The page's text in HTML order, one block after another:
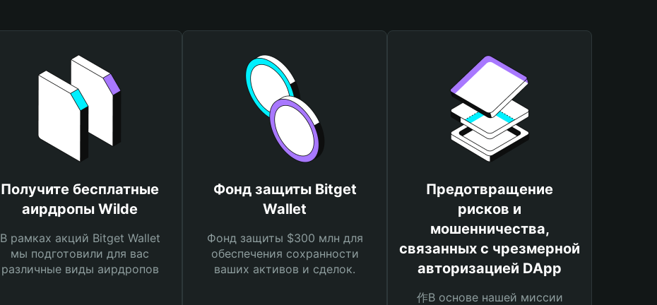
Получите бесплатные
аирдропы Wilde
В рамках акций Bitget Wallet
мы подготовили для вас
различные виды аирдропов
Фонд защиты Bitget
Wallet
Фонд защиты $300 млн для
обеспечения сохранности
ваших активов и сделок.
Предотвращение
рисков и
мошенничества,
связанных с чрезмерной
авторизацией DApp
作В основе нашей миссии